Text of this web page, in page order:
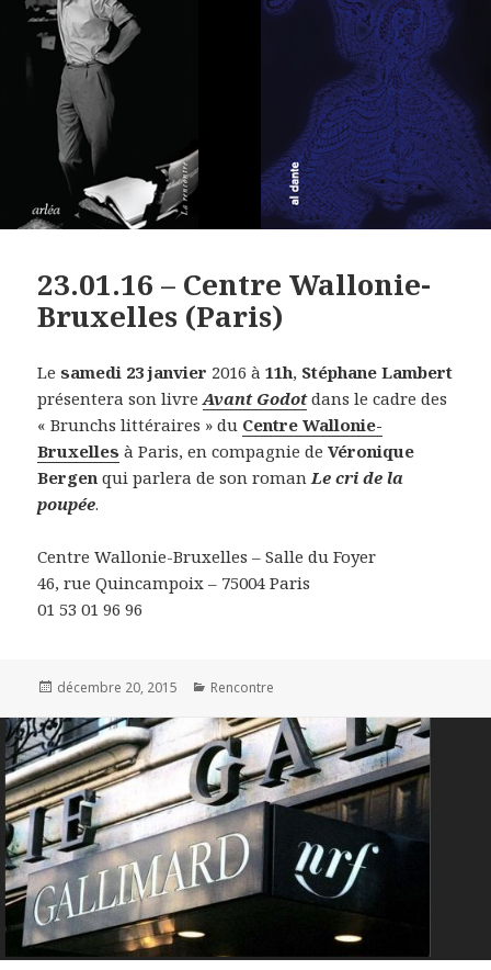
23.01.16 – Centre Wallonie-
Bruxelles (Paris)
Le samedi 23 janvier 2016 à11h, Stéphane Lambert
présentera son livreAvant Godotdans le cadre des
« Brunchs littéraires » du Centre Wallonie-
Bruxelles à Paris, en compagnie deVéronique
Bergen qui parlera de son roman Le cri de la
poupée.
Centre Wallonie-Bruxelles – Salle du Foyer
46, rue Quincampoix – 75004 Paris
01 53 01 96 96
Publié
décembre 20, 2015 Catégories
Rencontre